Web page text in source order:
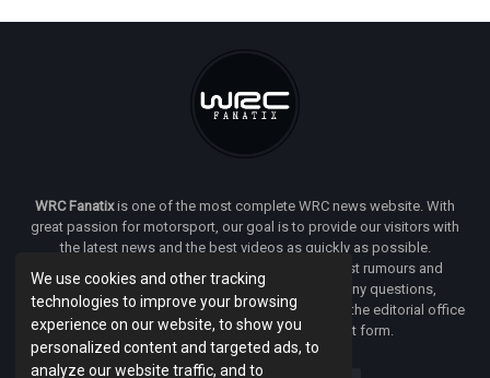
We use cookies and other tracking
technologies to improve your browsing
experience on our website, to show you
personalized content and targeted ads, to
analyze our website traffic, and to
WRC Fanatixis one of the most complete WRC news website. With
great passion for motorsport, our goal is to provide our visitors with
the latest news and the best videos as quickly as possible.
Additionally, you will find our opinion on the latest rumours and
developments everywhere we can. If you have any questions,
comments or complaints and would like to contact the editorial office
ofWRC FANATIXyou can use our contact form.